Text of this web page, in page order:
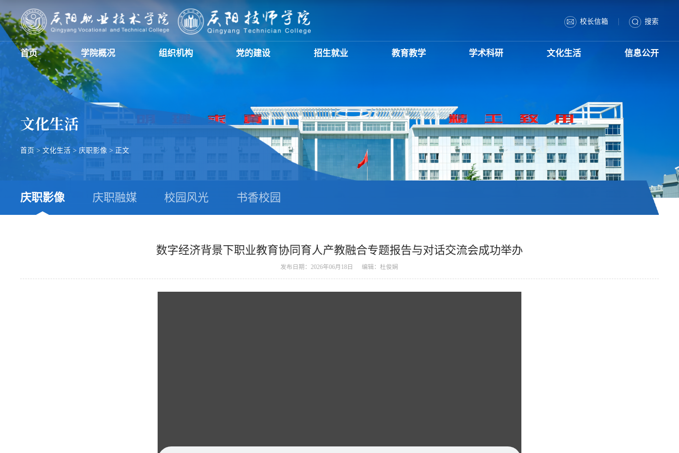
校长信箱 | 搜索
首页 学院概况 组织机构 党的建设 招生就业 教育教学 学术科研 文化生活 信息公开
文化生活
首页 > 文化生活 > 庆职影像 > 正文
庆职影像 庆职融媒 校园风光 书香校园
数字经济背景下职业教育协同育人产教融合专题报告与对话交流会成功举办
发布日期：2026年06月18日 编辑：杜俊娴